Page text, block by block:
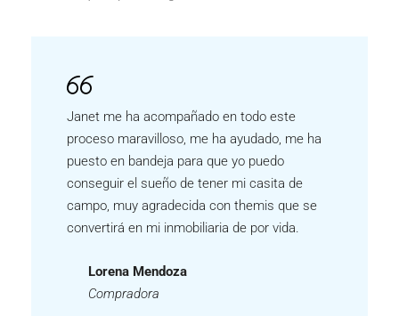
INGRESA
Janet me ha acompañado en todo este
proceso maravilloso, me ha ayudado, me ha
puesto en bandeja para que yo puedo
conseguir el sueño de tener mi casita de
campo, muy agradecida con themis que se
convertirá en mi inmobiliaria de por vida.
Lorena Mendoza
Compradora